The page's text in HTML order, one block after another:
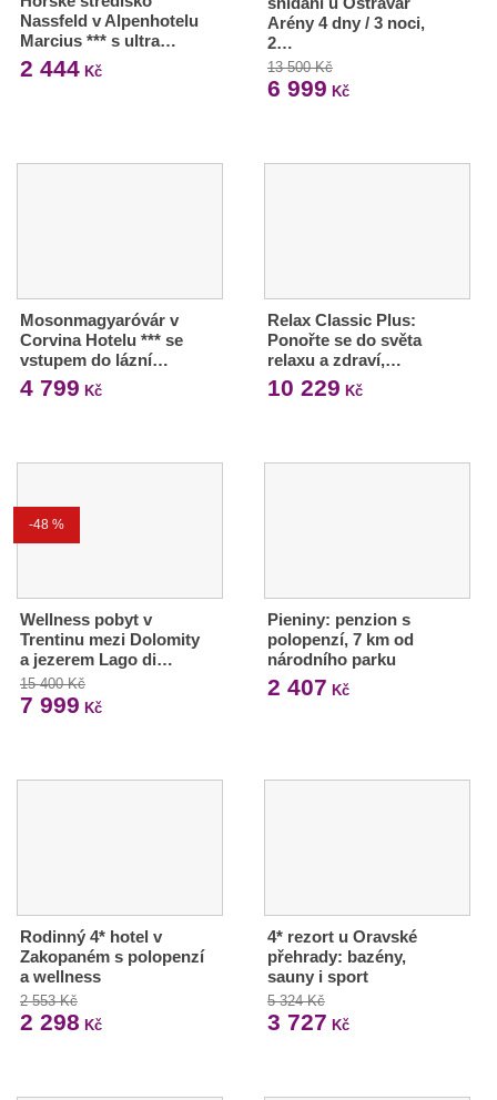
Nassfeld v Alpenhotelu
Marcius *** s ultra…
2 444 Kč
Arény 4 dny / 3 noci,
2…
13 500 Kč
6 999 Kč
Mosonmagyaróvár v
Corvina Hotelu *** se
vstupem do lázní…
4 799 Kč
Relax Classic Plus:
Ponořte se do světa
relaxu a zdraví,…
10 229 Kč
-48 %
Wellness pobyt v
Trentinu mezi Dolomity
a jezerem Lago di…
15 400 Kč
7 999 Kč
Pieniny: penzion s
polopenzí, 7 km od
národního parku
2 407 Kč
Rodinný 4* hotel v
Zakopaném s polopenzí
a wellness
2 553 Kč
2 298 Kč
4* rezort u Oravské
přehrady: bazény,
sauny i sport
5 324 Kč
3 727 Kč